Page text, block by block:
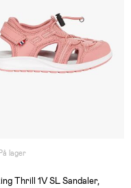
På lager
Thrill 1V SL Sandaler,